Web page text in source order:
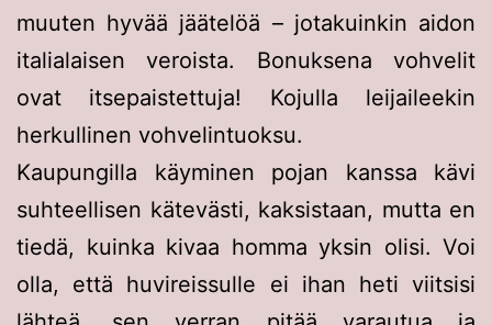
muuten hyvää jäätelöä – jotakuinkin aidon
italialaisen veroista. Bonuksena vohvelit
ovat itsepaistettuja! Kojulla leijaileekin
herkullinen vohvelintuoksu.
Kaupungilla käyminen pojan kanssa kävi
suhteellisen kätevästi, kaksistaan, mutta en
tiedä, kuinka kivaa homma yksin olisi. Voi
olla, että huvireissulle ei ihan heti viitsisi